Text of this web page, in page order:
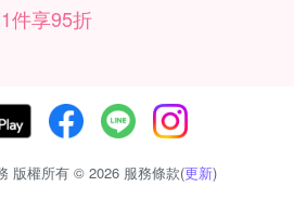
件享95折
版權所有 © 2026 服務條款(更新)